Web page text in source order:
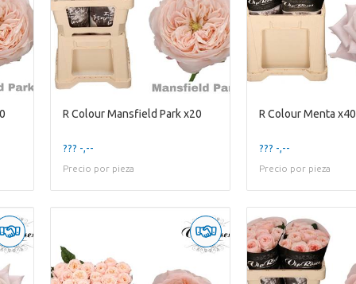
R Colour Mansfield Park x20
??? -,--
Precio por pieza
R Colour Menta x40
??? -,--
Precio por pieza